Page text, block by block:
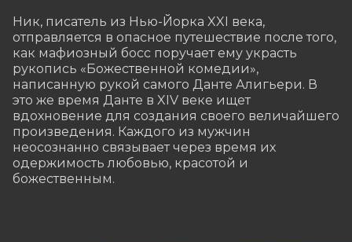
Ник, писатель из Нью-Йорка XXI века,
отправляется в опасное путешествие после того,
как мафиозный босс поручает ему украсть
рукопись «Божественной комедии»,
написанную рукой самого Данте Алигьери. В
это же время Данте в XIV веке ищет
вдохновение для создания своего величайшего
произведения. Каждого из мужчин
неосознанно связывает через время их
одержимость любовью, красотой и
божественным.